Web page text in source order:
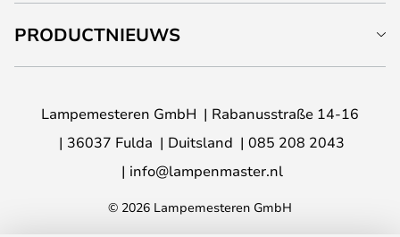
PRODUCTNIEUWS
Lampemesteren GmbH
Rabanusstraße 14-16
36037 Fulda
Duitsland
085 208 2043
info@lampenmaster.nl
© 2026 Lampemesteren GmbH